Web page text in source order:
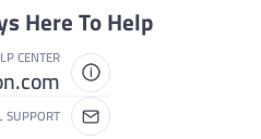
Here To Help
CENTER
SUPPORT